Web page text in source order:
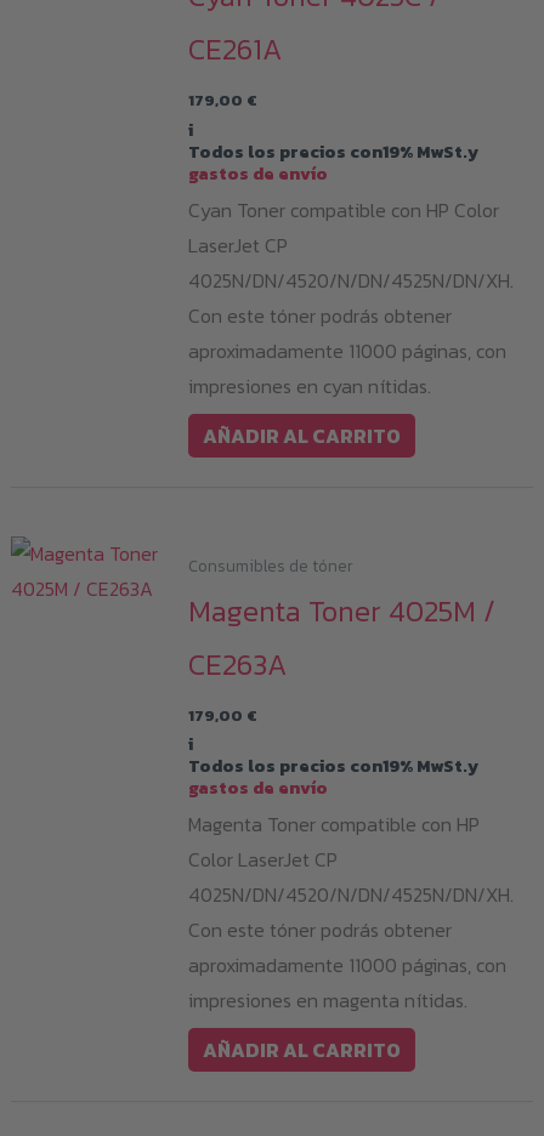
CE261A
179,00 €
i
Todos los precios con19% MwSt.y
gastos de envío
Cyan Toner compatible con HP Color
LaserJet CP
4025N/DN/4520/N/DN/4525N/DN/XH.
Con este tóner podrás obtener
aproximadamente 11000 páginas, con
impresiones en cyan nítidas.
AÑADIR AL CARRITO
Consumibles de tóner
Magenta Toner 4025M /
CE263A
179,00 €
i
Todos los precios con19% MwSt.y
gastos de envío
Magenta Toner compatible con HP
Color LaserJet CP
4025N/DN/4520/N/DN/4525N/DN/XH.
Con este tóner podrás obtener
aproximadamente 11000 páginas, con
impresiones en magenta nítidas.
AÑADIR AL CARRITO